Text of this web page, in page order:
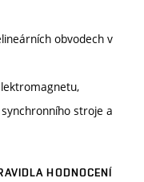
obvodech v
stroje a
HODNOCENÍ